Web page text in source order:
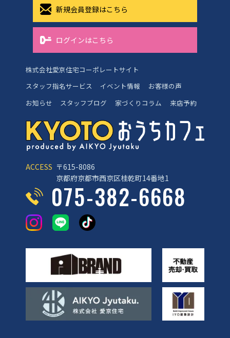
ACCESS 〒615-8086
京都府京都市西京区桂乾町14番地1
075-382-6668
新規会員登録はこちら
ログインはこちら
株式会社愛京住宅コーポレートサイト
スタッフ指名サービス
イベント情報
お客様の声
お知らせ
スタッフブログ 家づくりコラム 来店予約